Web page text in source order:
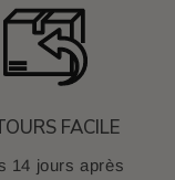
FACILE
14 jours après